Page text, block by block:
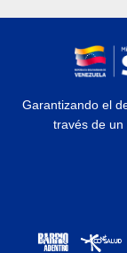
Garantizando el
través de un